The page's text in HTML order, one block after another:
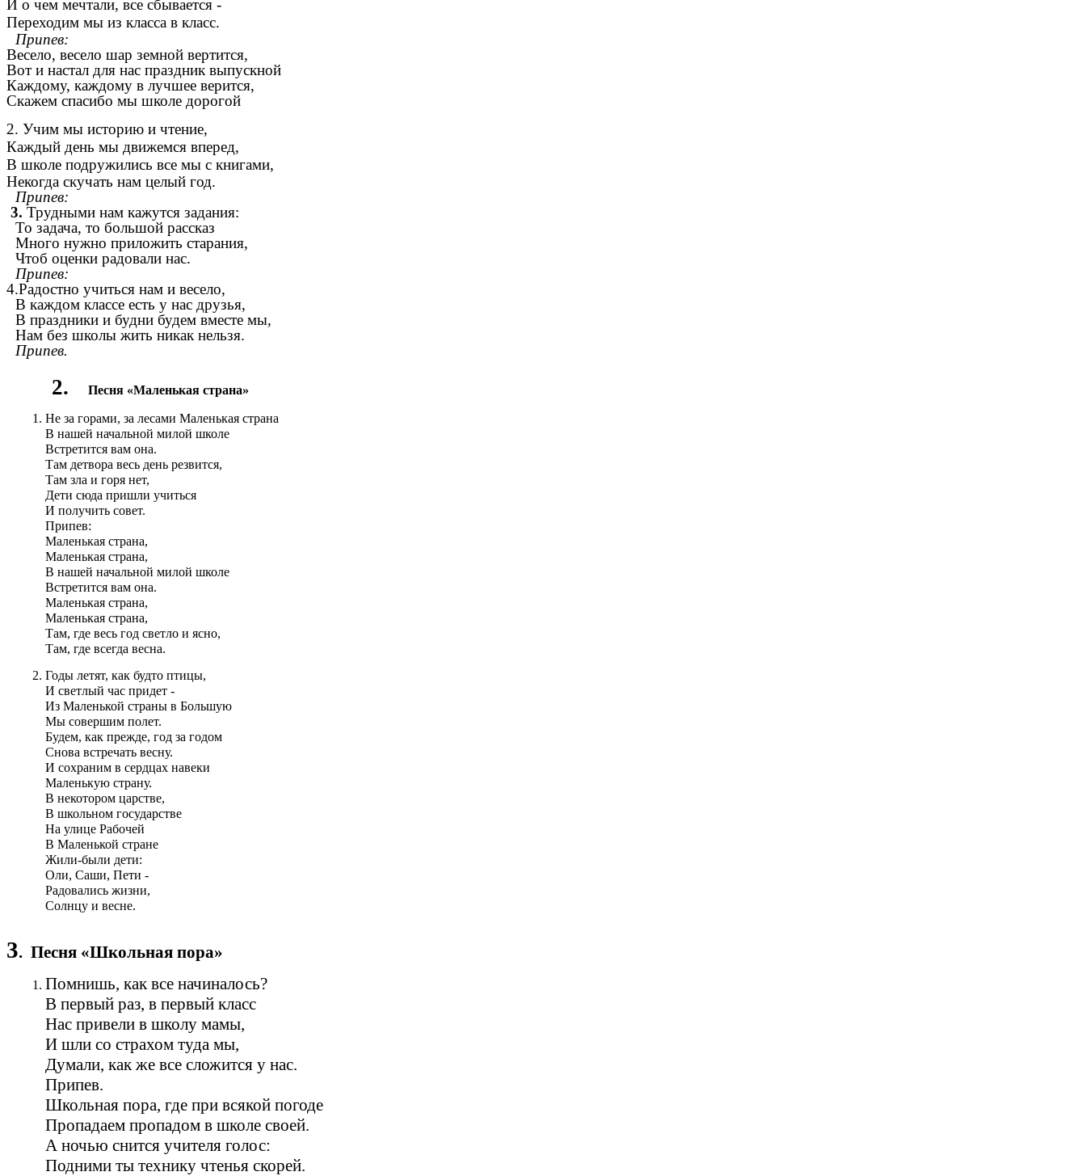
И о чем мечтали, все сбывается -
Переходим мы из класса в класс.
Припев:
Весело, весело шар земной вертится,
Вот и настал для нас праздник выпускной
Каждому, каждому в лучшее верится,
Скажем спасибо мы школе дорогой
2. Учим мы историю и чтение,
Каждый день мы движемся вперед,
В школе подружились все мы с книгами,
Некогда скучать нам целый год.
Припев:
3. Трудными нам кажутся задания:
То задача, то большой рассказ
Много нужно приложить старания,
Чтоб оценки радовали нас.
Припев:
4.Радостно учиться нам и весело,
В каждом классе есть у нас друзья,
В праздники и будни будем вместе мы,
Нам без школы жить никак нельзя.
Припев.
2. Песня «Маленькая страна»
Не за горами, за лесами Маленькая страна
В нашей начальной милой школе
Встретится вам она.
Там детвора весь день резвится,
Там зла и горя нет,
Дети сюда пришли учиться
И получить совет.
Припев:
Маленькая страна,
Маленькая страна,
В нашей начальной милой школе
Встретится вам она.
Маленькая страна,
Маленькая страна,
Там, где весь год светло и ясно,
Там, где всегда весна.
Годы летят, как будто птицы,
И светлый час придет -
Из Маленькой страны в Большую
Мы совершим полет.
Будем, как прежде, год за годом
Снова встречать весну.
И сохраним в сердцах навеки
Маленькую страну.
В некотором царстве,
В школьном государстве
На улице Рабочей
В Маленькой стране
Жили-были дети:
Оли, Саши, Пети -
Радовались жизни,
Солнцу и весне.
3. Песня «Школьная пора»
Помнишь, как все начиналось?
В первый раз, в первый класс
Нас привели в школу мамы,
И шли со страхом туда мы,
Думали, как же все сложится у нас.
Припев.
Школьная пора, где при всякой погоде
Пропадаем пропадом в школе своей.
А ночью снится учителя голос:
Подними ты технику чтенья скорей.